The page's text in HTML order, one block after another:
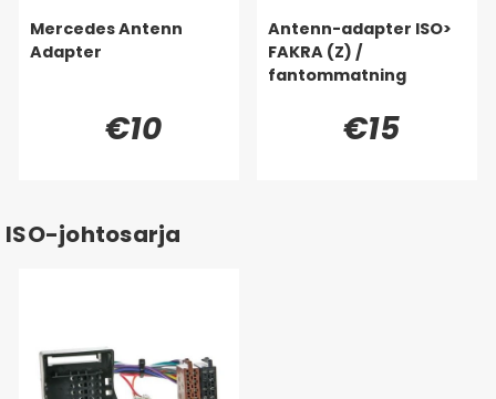
Mercedes Antenn
Adapter
€10
Antenn-adapter ISO>
FAKRA (Z) /
fantommatning
€15
ISO-johtosarja